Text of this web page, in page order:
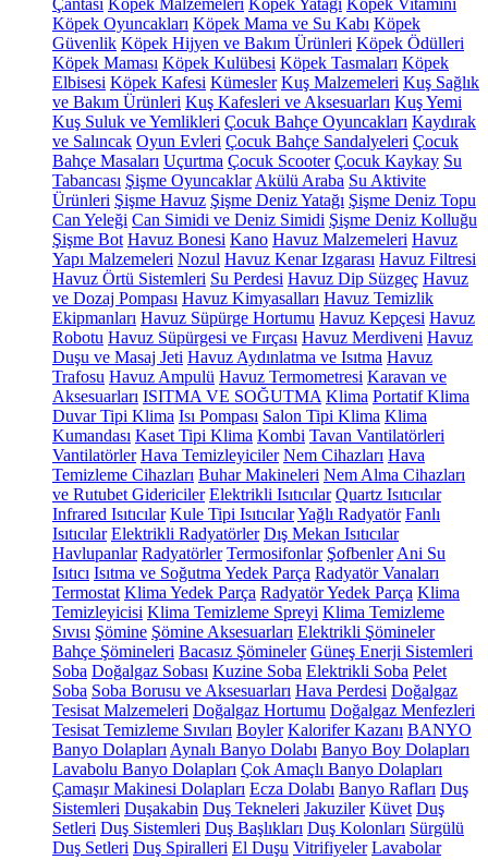
Çantası Köpek Malzemeleri Köpek Yatağı Köpek Vitamini
Köpek Oyuncakları Köpek Mama ve Su Kabı Köpek
Güvenlik Köpek Hijyen ve Bakım Ürünleri Köpek Ödülleri
Köpek Maması Köpek Kulübesi Köpek Tasmaları Köpek
Elbisesi Köpek Kafesi Kümesler Kuş Malzemeleri Kuş Sağlık
ve Bakım Ürünleri Kuş Kafesleri ve Aksesuarları Kuş Yemi
Kuş Suluk ve Yemlikleri Çocuk Bahçe Oyuncakları Kaydırak
ve Salıncak Oyun Evleri Çocuk Bahçe Sandalyeleri Çocuk
Bahçe Masaları Uçurtma Çocuk Scooter Çocuk Kaykay Su
Tabancası Şişme Oyuncaklar Akülü Araba Su Aktivite
Ürünleri Şişme Havuz Şişme Deniz Yatağı Şişme Deniz Topu
Can Yeleği Can Simidi ve Deniz Simidi Şişme Deniz Kolluğu
Şişme Bot Havuz Bonesi Kano Havuz Malzemeleri Havuz
Yapı Malzemeleri Nozul Havuz Kenar Izgarası Havuz Filtresi
Havuz Örtü Sistemleri Su Perdesi Havuz Dip Süzgeç Havuz
ve Dozaj Pompası Havuz Kimyasalları Havuz Temizlik
Ekipmanları Havuz Süpürge Hortumu Havuz Kepçesi Havuz
Robotu Havuz Süpürgesi ve Fırçası Havuz Merdiveni Havuz
Duşu ve Masaj Jeti Havuz Aydınlatma ve Isıtma Havuz
Trafosu Havuz Ampulü Havuz Termometresi Karavan ve
Aksesuarları ISITMA VE SOĞUTMA Klima Portatif Klima
Duvar Tipi Klima Isı Pompası Salon Tipi Klima Klima
Kumandası Kaset Tipi Klima Kombi Tavan Vantilatörleri
Vantilatörler Hava Temizleyiciler Nem Cihazları Hava
Temizleme Cihazları Buhar Makineleri Nem Alma Cihazları
ve Rutubet Gidericiler Elektrikli Isıtıcılar Quartz Isıtıcılar
Infrared Isıtıcılar Kule Tipi IsıtıcılarYağlı Radyatör Fanlı
Isıtıcılar Elektrikli Radyatörler Dış Mekan Isıtıcılar
Havlupanlar Radyatörler Termosifonlar Şofbenler Ani Su
Isıtıcı Isıtma ve Soğutma Yedek Parça Radyatör Vanaları
Termostat Klima Yedek Parça Radyatör Yedek Parça Klima
Temizleyicisi Klima Temizleme Spreyi Klima Temizleme
Sıvısı Şömine Şömine Aksesuarları Elektrikli Şömineler
Bahçe Şömineleri Bacasız Şömineler Güneş Enerji Sistemleri
Soba Doğalgaz Sobası Kuzine Soba Elektrikli Soba Pelet
Soba Soba Borusu ve Aksesuarları Hava Perdesi Doğalgaz
Tesisat Malzemeleri Doğalgaz Hortumu Doğalgaz Menfezleri
Tesisat Temizleme Sıvıları Boyler Kalorifer Kazanı BANYO
Banyo Dolapları Aynalı Banyo Dolabı Banyo Boy Dolapları
Lavabolu Banyo Dolapları Çok Amaçlı Banyo Dolapları
Çamaşır Makinesi Dolapları Ecza Dolabı Banyo Rafları Duş
Sistemleri Duşakabin Duş Tekneleri Jakuziler Küvet Duş
Setleri Duş Sistemleri Duş Başlıkları Duş Kolonları Sürgülü
Duş Setleri Duş Spiralleri El Duşu Vitrifiyeler Lavabolar